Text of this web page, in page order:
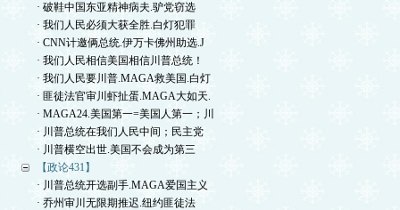
· 破鞋中国东亚精神病夫.驴党窃选
· 我们人民必须大获全胜.白灯犯罪
· CNN计邀俩总统.伊万卡佛州助选.J
· 我们人民相信美国相信川普总统！
· 我们人民要川普.MAGA救美国.白灯
· 匪徒法官审川虾扯蛋.MAGA大如天.
· MAGA24.美国第一=美国人第一；川
· 川普总统在我们人民中间；民主党
· 川普横空出世.美国不会成为第三
【政论431】
· 川普总统开选副手.MAGA爱国主义
· 乔州审川无限期推迟.纽约匪徒法